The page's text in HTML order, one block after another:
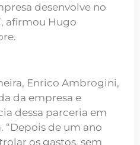
desenvolve no
afirmou Hugo
Enrico Ambrogini,
da empresa e
dessa parceria em
de um ano
os gastos, sem